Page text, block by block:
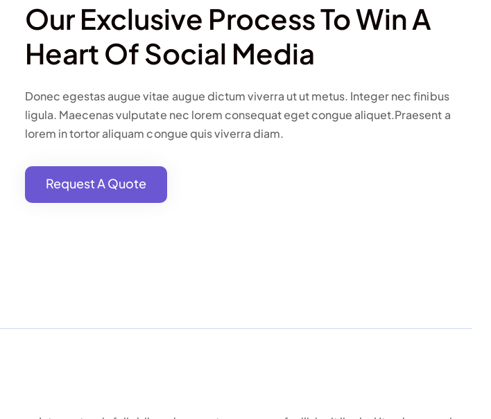
Our Exclusive Process To Win A
Heart Of Social Media
Donec egestas augue vitae augue dictum viverra ut ut metus. Integer nec finibus
ligula. Maecenas vulputate nec lorem consequat eget congue aliquet.Praesent a
lorem in tortor aliquam congue quis viverra diam.
Request A Quote
Request A Quote